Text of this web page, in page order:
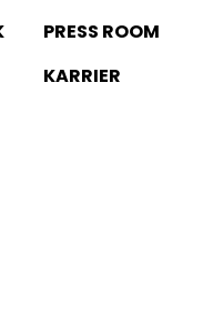
PRESS ROOM
KARRIER